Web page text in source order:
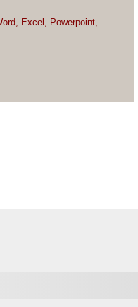
Excel, Powerpoint,